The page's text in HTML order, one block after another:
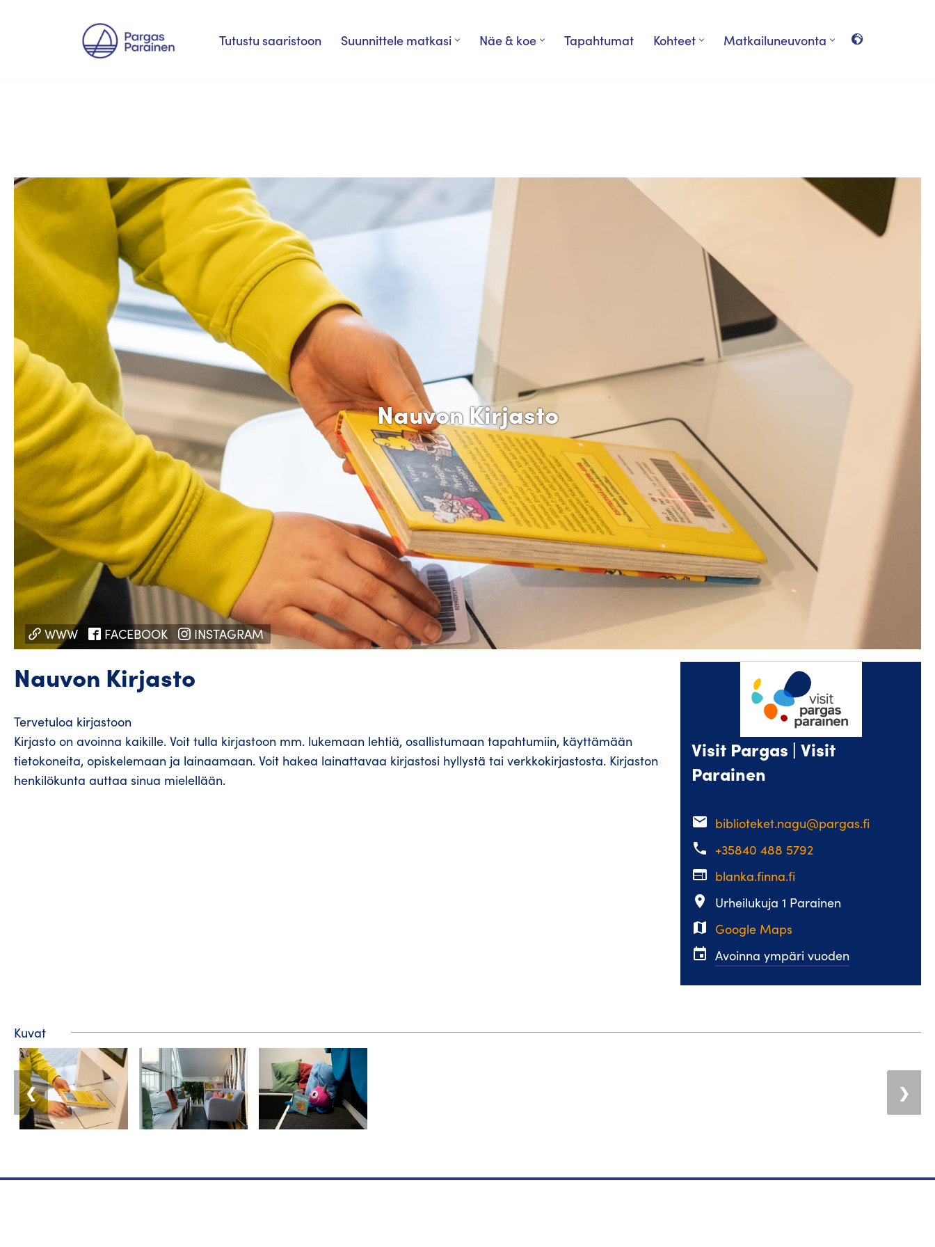
Tutustu saaristoon Suunnittele matkasi Näe & koe Tapahtumat Kohteet Matkailuneuvonta
Nauvon Kirjasto
WWW FACEBOOK INSTAGRAM
Nauvon Kirjasto
Tervetuloa kirjastoon
Kirjasto on avoinna kaikille. Voit tulla kirjastoon mm. lukemaan lehtiä, osallistumaan tapahtumiin, käyttämään
tietokoneita, opiskelemaan ja lainaamaan. Voit hakea lainattavaa kirjastosi hyllystä tai verkkokirjastosta. Kirjaston
henkilökunta auttaa sinua mielellään.
Visit Pargas | Visit
Parainen
email biblioteket.nagu@pargas.fi
phone +35840 488 5792
web blanka.finna.fi
place
Urheilukuja 1 Parainen
map Google Maps
event Avoinna ympäri vuoden
Kuvat
❮ ❯